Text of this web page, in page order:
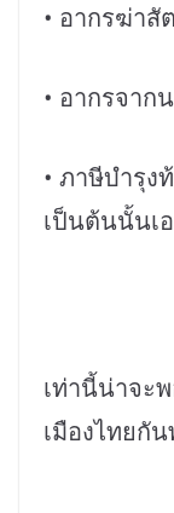
• อากรฆ่าสั
• อากรจาก
• ภาษีบำรุง
เป็นต้นนั้นเ
เท่านี้น่าจะ
เมืองไทยกั